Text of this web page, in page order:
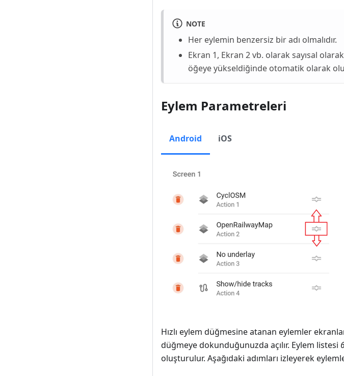
NOTE
Her eylemin benzersiz bir adı olmalıdır.
Ekran 1, Ekran 2 vb. olarak sayısal
öğeye yükseldiğinde otomatik olarak
Eylem Parametreleri
Android iOS
Hızlı eylem düğmesine atanan eylemler
düğmeye dokunduğunuzda açılır. Eylem listesi
oluşturulur. Aşağıdaki adımları izleyerek